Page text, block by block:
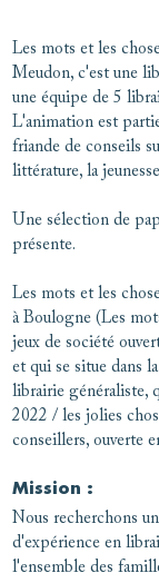
Les mots et les
Meudon, c'est une
une équipe de 5
L'animation est
friande de conseils
littérature, la
Une sélection de
présente.
Les mots et les
à Boulogne (Les
jeux de société
et qui se situe dans
librairie généraliste,
2022 / les jolies
conseillers, ouverte
Mission :
Nous recherchons
d'expérience en
l'ensemble des